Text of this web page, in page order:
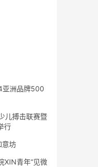
亚洲品牌500
儿搏击联赛暨
行
意坊
XIN青年“见微